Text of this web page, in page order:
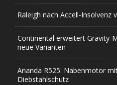
Raleigh nach Accell-Insolvenz
Continental erweitert Gravity-
neue Varianten
Ananda R525: Nabenmotor
Diebstahlschutz